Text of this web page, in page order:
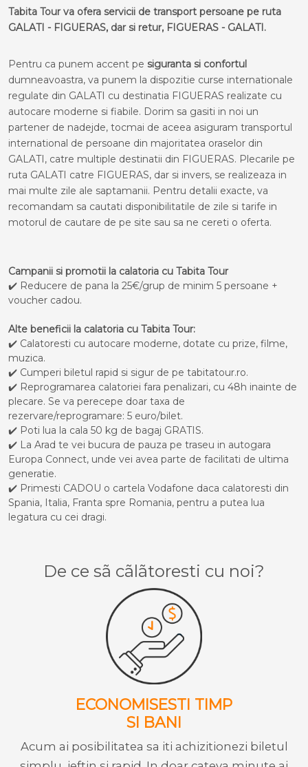
Tabita Tour va ofera servicii de transport persoane pe ruta
GALATI - FIGUERAS, dar si retur, FIGUERAS - GALATI.
Pentru ca punem accent pe siguranta si confortul
dumneavoastra, va punem la dispozitie curse internationale
regulate din GALATI cu destinatia FIGUERAS realizate cu
autocare moderne si fiabile. Dorim sa gasiti in noi un
partener de nadejde, tocmai de aceea asiguram transportul
international de persoane din majoritatea oraselor din
GALATI, catre multiple destinatii din FIGUERAS. Plecarile pe
ruta GALATI catre FIGUERAS, dar si invers, se realizeaza in
mai multe zile ale saptamanii. Pentru detalii exacte, va
recomandam sa cautati disponibilitatile de zile si tarife in
motorul de cautare de pe site sau sa ne cereti o oferta.
Campanii si promotii la calatoria cu Tabita Tour
✔️ Reducere de pana la 25€/grup de minim 5 persoane +
voucher cadou.
Alte beneficii la calatoria cu Tabita Tour:
✔️ Calatoresti cu autocare moderne, dotate cu prize, filme,
muzica.
✔️ Cumperi biletul rapid si sigur de pe tabitatour.ro.
✔️ Reprogramarea calatoriei fara penalizari, cu 48h inainte de
plecare. Se va perecepe doar taxa de
rezervare/reprogramare: 5 euro/bilet.
✔️ Poti lua la cala 50 kg de bagaj GRATIS.
✔️ La Arad te vei bucura de pauza pe traseu in autogara
Europa Connect, unde vei avea parte de facilitati de ultima
generatie.
✔️ Primesti CADOU o cartela Vodafone daca calatoresti din
Spania, Italia, Franta spre Romania, pentru a putea lua
legatura cu cei dragi.
De ce sã cãlãtoresti cu noi?
ECONOMISESTI TIMP
SI BANI
Acum ai posibilitatea sa iti achizitionezi biletul